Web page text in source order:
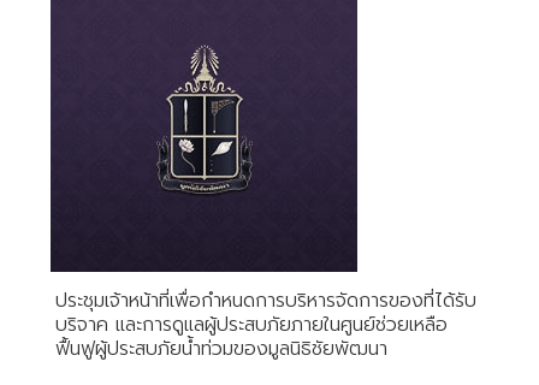
ประชุมเจ้าหน้าที่เพื่อกำหนดการบริหารจัดการของที่ได้รับ
บริจาค และการดูแลผู้ประสบภัยภายในศูนย์ช่วยเหลือ
ฟื้นฟูผู้ประสบภัยน้ำท่วมของมูลนิธิชัยพัฒนา